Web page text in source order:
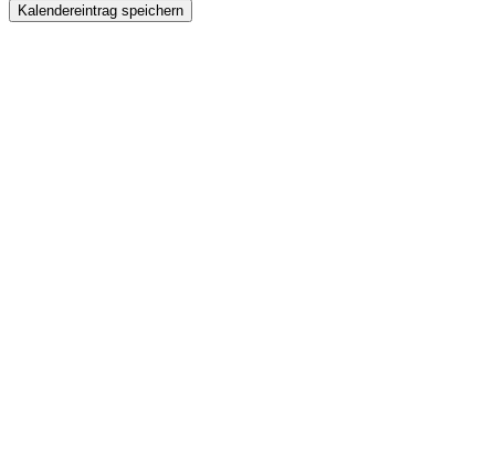
Kalendereintrag speichern